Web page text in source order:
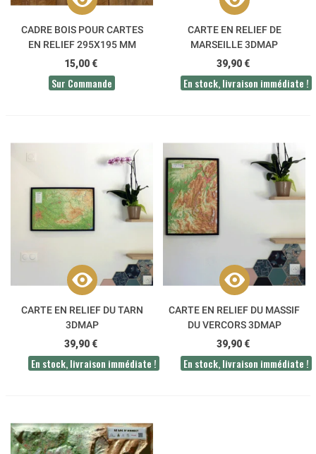
CADRE BOIS POUR CARTES
EN RELIEF 295X195 MM
3DMAP
15,00 €
Sur Commande
CARTE EN RELIEF DE
MARSEILLE 3DMAP
39,90 €
En stock, livraison immédiate !
CARTE EN RELIEF DU TARN
3DMAP
39,90 €
En stock, livraison immédiate !
CARTE EN RELIEF DU MASSIF
DU VERCORS 3DMAP
39,90 €
En stock, livraison immédiate !